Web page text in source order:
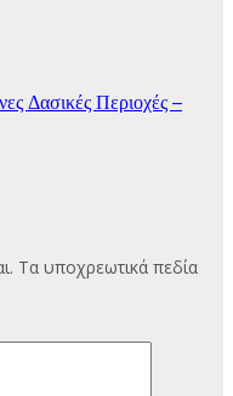
Δασικές Περιοχές –
Τα υποχρεωτικά πεδία